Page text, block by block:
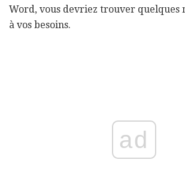
Word, vous devriez trouver quelques
à vos besoins.
ad